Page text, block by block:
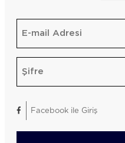
Facebook ile Giriş